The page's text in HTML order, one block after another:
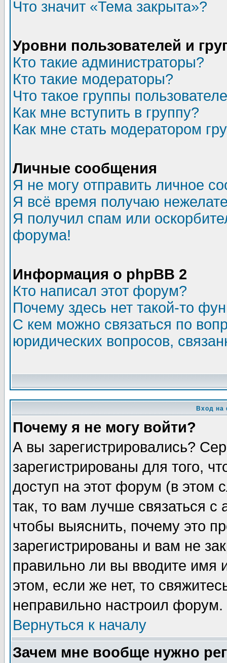
Что значит «Тема закрыта»?
Уровни пользователей и
Кто такие администраторы?
Кто такие модераторы?
Что такое группы
Как мне вступить в группу?
Как мне стать модератором
Личные сообщения
Я не могу отправить личное
Я всё время получаю
Я получил спам или
форума!
Информация о phpBB 2
Кто написал этот форум?
Почему здесь нет такой-то
С кем можно связаться по
юридических вопросов,
Вход на
Почему я не могу войти?
А вы зарегистрировались?
зарегистрированы для того,
доступ на этот форум (в этом
так, то вам лучше связаться
чтобы выяснить, почему это
зарегистрированы и вам не
правильно ли вы вводите
этом, если же нет, то
неправильно настроил форум.
Вернуться к началу
Зачем мне вообще нужно